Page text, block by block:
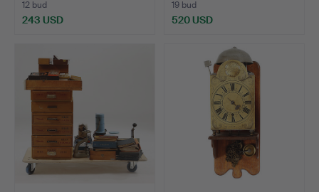
12 bud
243 USD
19 bud
520 USD